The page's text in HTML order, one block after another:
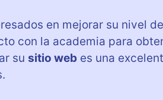
en mejorar su nivel
con la academia para
su sitio web es una